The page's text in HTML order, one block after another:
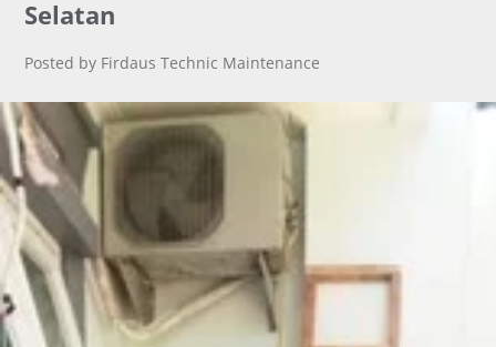
Selatan
Posted by Firdaus Technic Maintenance